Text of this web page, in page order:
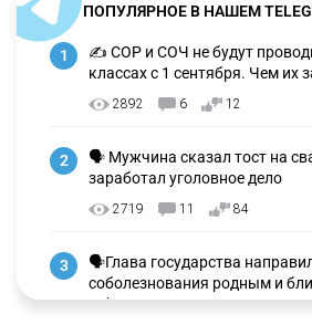
ПОПУЛЯРНОЕ В НАШЕМ
1
✍️ СОР и СОЧ не будут
классах с 1 сентября. Чем их
2892 6 12
2
🗣 Мужчина сказал тост на
заработал уголовное дело
2719 11 84
3
🗣Глава государства
соболезнования родным и
қаһарманы Ивана Гапича